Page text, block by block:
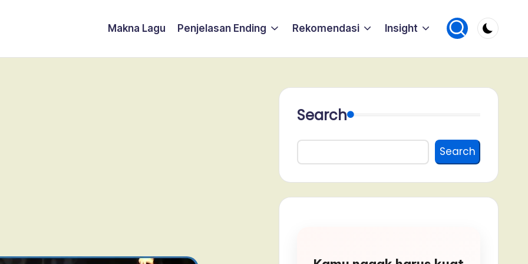
Makna Lagu Penjelasan Ending Rekomendasi Insight
Search
Search